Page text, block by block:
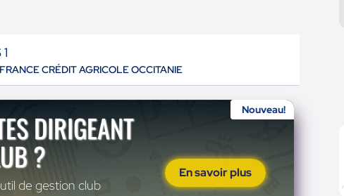
CRÉDIT AGRICOLE OCCITANIE
Nouveau!
DIRIGEANT
?
de gestion club
En savoir plus